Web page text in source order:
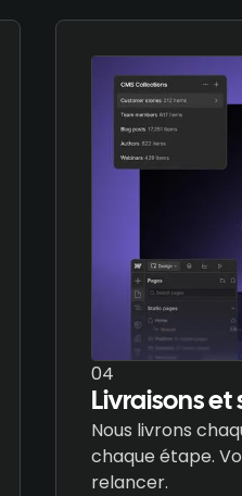
04
Livraisons et
Nous livrons
chaque étape.
relancer.